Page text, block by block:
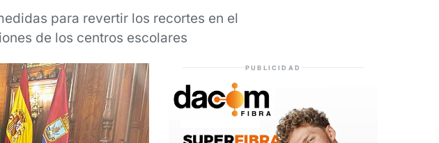
para revertir los recortes en el
de los centros escolares
PUBLICIDAD